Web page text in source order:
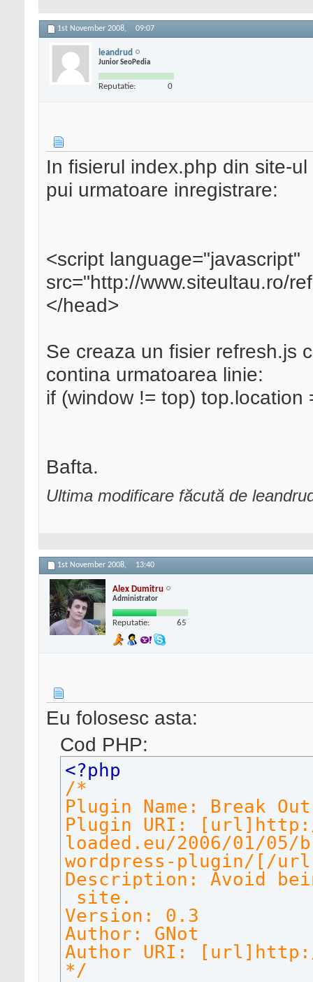
1st November 2008, 09:07
leandrud
Junior SeoPedia
Reputatie: 0
In fisierul index.php din site-
pui urmatoare inregistrare:
<script language="javascript"
src="http://www.siteultau.ro/
</head>
Se creaza un fisier refresh.js
contina urmatoarea linie:
if (window != top) top.location
Bafta.
Ultima modificare făcută de
1st November 2008, 13:40
Alex Dumitru
Administrator
Reputatie: 65
Eu folosesc asta:
Cod PHP:
<?php
/*
Plugin Name: Break
Plugin URI:
loaded.eu/2006/01/
wordpress-plugin/[/
Description: Avoid
site.
Version: 0.3
Author: GNot
Author URI:
*/